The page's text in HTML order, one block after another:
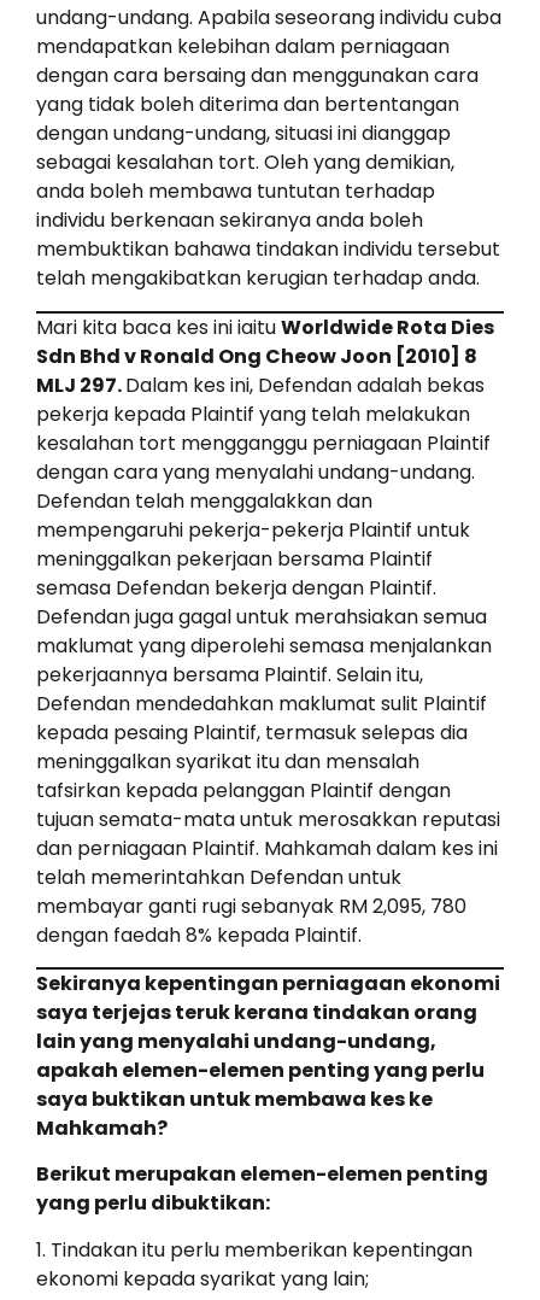
undang-undang. Apabila seseorang individu cuba
mendapatkan kelebihan dalam perniagaan
dengan cara bersaing dan menggunakan cara
yang tidak boleh diterima dan bertentangan
dengan undang-undang, situasi ini dianggap
sebagai kesalahan tort. Oleh yang demikian,
anda boleh membawa tuntutan terhadap
individu berkenaan sekiranya anda boleh
membuktikan bahawa tindakan individu tersebut
telah mengakibatkan kerugian terhadap anda.
Mari kita baca kes ini iaituWorldwide Rota Dies
Sdn Bhd v Ronald Ong Cheow Joon [2010] 8
MLJ 297.Dalam kes ini, Defendan adalah bekas
pekerja kepada Plaintif yang telah melakukan
kesalahan tort mengganggu perniagaan Plaintif
dengan cara yang menyalahi undang-undang.
Defendan telah menggalakkan dan
mempengaruhi pekerja-pekerja Plaintif untuk
meninggalkan pekerjaan bersama Plaintif
semasa Defendan bekerja dengan Plaintif.
Defendan juga gagal untuk merahsiakan semua
maklumat yang diperolehi semasa menjalankan
pekerjaannya bersama Plaintif. Selain itu,
Defendan mendedahkan maklumat sulit Plaintif
kepada pesaing Plaintif, termasuk selepas dia
meninggalkan syarikat itu dan mensalah
tafsirkan kepada pelanggan Plaintif dengan
tujuan semata-mata untuk merosakkan reputasi
dan perniagaan Plaintif. Mahkamah dalam kes ini
telah memerintahkan Defendan untuk
membayar ganti rugi sebanyak RM 2,095, 780
dengan faedah 8% kepada Plaintif.
Sekiranya kepentingan perniagaan ekonomi
saya terjejas teruk kerana tindakan orang
lain yang menyalahi undang-undang,
apakah elemen-elemen penting yang perlu
saya buktikan untuk membawa kes ke
Mahkamah?
Berikut merupakan elemen-elemen penting
yang perlu dibuktikan:
1. Tindakan itu perlu memberikan kepentingan
ekonomi kepada syarikat yang lain;